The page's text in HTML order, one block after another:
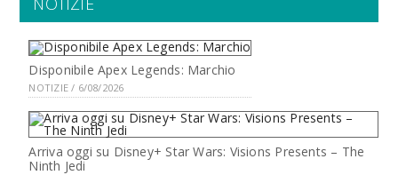
Disponibile Apex Legends: Marchio
NOTIZIE / 6/08/2026
Arriva oggi su Disney+ Star Wars: Visions Presents – The
Ninth Jedi